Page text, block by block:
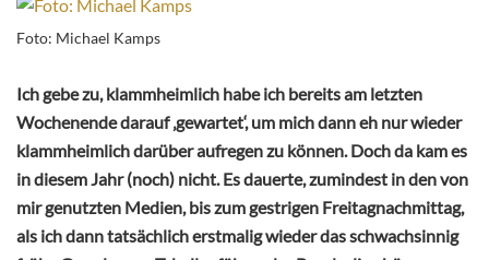
Foto: Michael Kamps
Ich gebe zu, klammheimlich habe ich bereits am letzten
Wochenende darauf ‚gewartet‘, um mich dann eh nur wieder
klammheimlich darüber aufregen zu können. Doch da kam es
in diesem Jahr (noch) nicht. Es dauerte, zumindest in den von
mir genutzten Medien, bis zum gestrigen Freitagnachmittag,
als ich dann tatsächlich erstmalig wieder das schwachsinnig